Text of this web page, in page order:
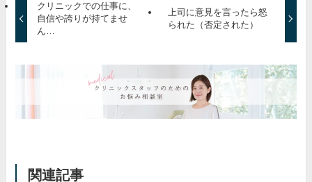
クリニックでの仕事に、
自信や誇りが持てませ
ん…
上司に意見を言ったら怒
られた（否定された）
関連記事